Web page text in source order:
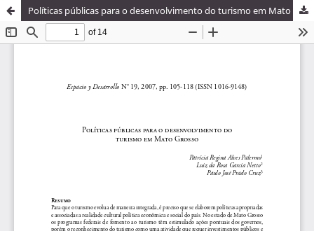
Políticas públicas para o desenvolvimento do turismo em Mato Grosso